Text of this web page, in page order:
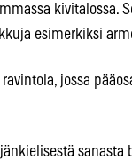
kivitalossa.
esimerkiksi
jossa
sanasta